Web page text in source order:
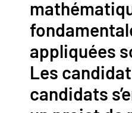
appliquées
Les
candidats